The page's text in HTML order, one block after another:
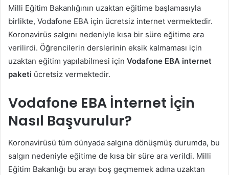
Milli Eğitim Bakanlığının uzaktan eğitime başlamasıyla
birlikte, Vodafone EBA için ücretsiz internet vermektedir.
Koronavirüs salgını nedeniyle kısa bir süre eğitime ara
verilirdi. Öğrencilerin derslerinin eksik kalmaması için
uzaktan eğitim yapılabilmesi için Vodafone EBA internet
paketi ücretsiz vermektedir.
Vodafone EBA İnternet İçin
Nasıl Başvurulur?
Koronavirüsü tüm dünyada salgına dönüşmüş durumda, bu
salgın nedeniyle eğitime de kısa bir süre ara verildi. Milli
Eğitim Bakanlığı bu arayı boş geçmemek adına uzaktan